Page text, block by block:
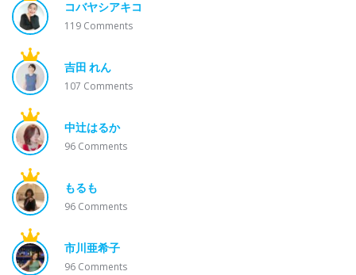
コバヤシアキコ
119 Comments
吉田 れん
107 Comments
中辻はるか
96 Comments
もるも
96 Comments
市川亜希子
96 Comments